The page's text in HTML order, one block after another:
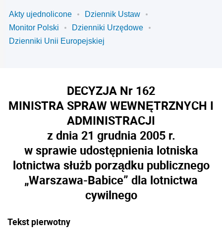
Akty ujednolicone
Dziennik Ustaw
Monitor Polski
Dzienniki Urzędowe
Dzienniki Unii Europejskiej
DECYZJA Nr 162
MINISTRA SPRAW WEWNĘTRZNYCH I
ADMINISTRACJI
z dnia 21 grudnia 2005 r.
w sprawie udostępnienia lotniska
lotnictwa służb porządku publicznego
„Warszawa-Babice” dla lotnictwa
cywilnego
Tekst pierwotny